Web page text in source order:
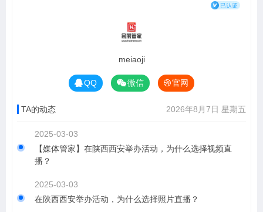
meiaoji
QQ 微信 官网
TA的动态 2026年8月7日 星期五
2025-03-03
【媒体管家】在陕西西安举办活动，为什么选择视频直
播？
2025-03-03
在陕西西安举办活动，为什么选择照片直播？